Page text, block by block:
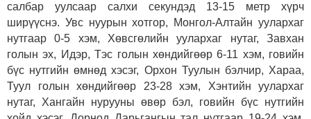
салбар уулсаар салхи секундэд 13-15 метр хүрч
ширүүснэ. Увс нуурын хотгор, Монгол-Алтайн уулархаг
нутгаар 0-5 хэм, Хөвсгөлийн уулархаг нутаг, Завхан
голын эх, Идэр, Тэс голын хөндийгөөр 6-11 хэм, говийн
бүс нутгийн өмнөд хэсэг, Орхон Туулын бэлчир, Хараа,
Туул голын хөндийгөөр 23-28 хэм, Хэнтийн уулархаг
нутаг, Хангайн нурууны өвөр бэл, говийн бүс нутгийн